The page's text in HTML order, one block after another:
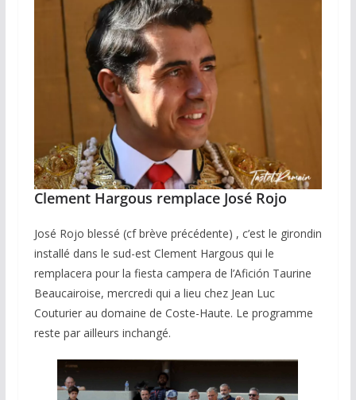
Clement Hargous remplace José Rojo
José Rojo blessé (cf brève précédente) , c’est le girondin
installé dans le sud-est Clement Hargous qui le
remplacera pour la fiesta campera de l’Afición Taurine
Beaucairoise, mercredi qui a lieu chez Jean Luc
Couturier au domaine de Coste-Haute. Le programme
reste par ailleurs inchangé.